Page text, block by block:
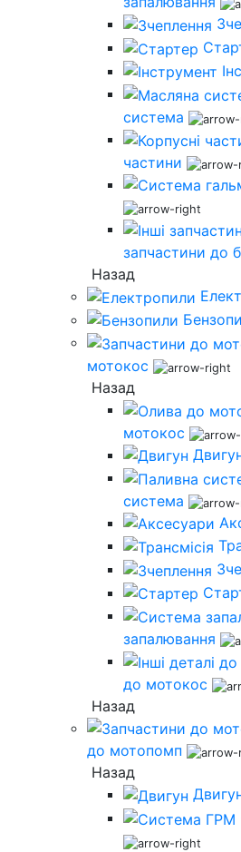
система
частини
запчастини до
Назад
мотокос
Назад
мотокос
система
запалювання
до мотокос
Назад
до мотопомп
Назад